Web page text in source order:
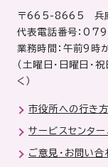
〒665-8665 兵庫
代表電話番号：
業務時間：午前9時
（土曜日・日曜日
く）
市役所への行き方
サービスセンター
ご意見・お問い合